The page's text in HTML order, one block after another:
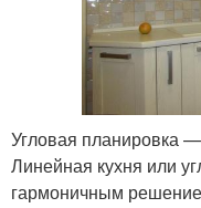
Угловая планировка
Линейная кухня или
гармоничным